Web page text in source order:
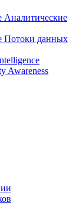
Аналитические
Потоки данных
Awareness